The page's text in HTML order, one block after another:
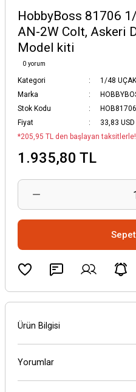
HobbyBoss 81706
AN-2W Colt, Askeri
Model kiti
0 yorum
Kategori
1/48
Marka
Stok Kodu
HOB81706
Fiyat
33,83
*205,95 TL den başlayan taksitlerle!
1.935,80 TL
Ürün Bilgisi
Yorumlar